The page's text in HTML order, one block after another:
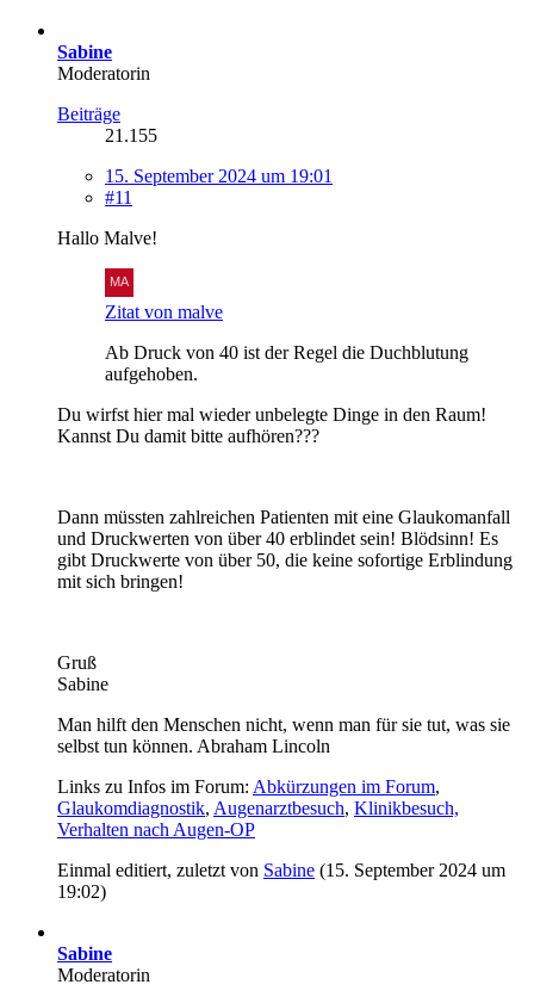
Sabine
Moderatorin
Beiträge
21.155
15. September 2024 um 19:01
#11
Hallo Malve!
Zitat von malve
Ab Druck von 40 ist der Regel die Duchblutung
aufgehoben.
Du wirfst hier mal wieder unbelegte Dinge in den Raum!
Kannst Du damit bitte aufhören???
Dann müssten zahlreichen Patienten mit eine Glaukomanfall
und Druckwerten von über 40 erblindet sein! Blödsinn! Es
gibt Druckwerte von über 50, die keine sofortige Erblindung
mit sich bringen!
Gruß
Sabine
Man hilft den Menschen nicht, wenn man für sie tut, was sie
selbst tun können. Abraham Lincoln
Links zu Infos im Forum: Abkürzungen im Forum,
Glaukomdiagnostik, Augenarztbesuch, Klinikbesuch,
Verhalten nach Augen-OP
Einmal editiert, zuletzt von Sabine (15. September 2024 um
19:02)
Sabine
Moderatorin